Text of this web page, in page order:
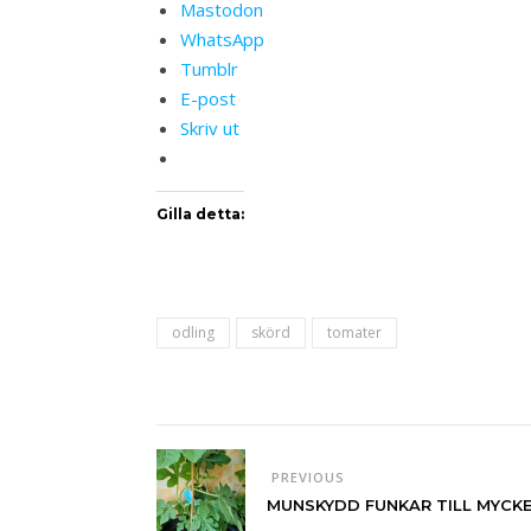
Mastodon
WhatsApp
Tumblr
E-post
Skriv ut
Gilla detta:
odling skörd tomater
PREVIOUS
MUNSKYDD FUNKAR TILL